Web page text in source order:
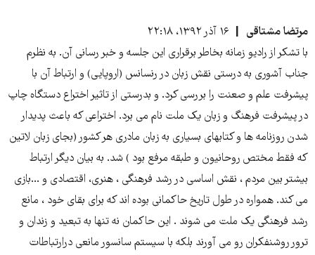
مرتضا مشتاقی
۱۶ آذر ۱۳۹۲، ۲۲:۱۸
با تشکر از رادیو زمانه بخاطر برقراری این جلسه و خبر رسانی آن. به نظرم
جناب آشوری به درستی نقش زبان در رنسانس (اروپایی) و ارتباط آن با
پیشرفت علم و صعنت را بررسی کرد. و بدرستی از تاثیر اختراع دستگاه چاپ
در پیشرفت فرهنگ و زبان یک ملت نام می برد. اختراعی که باعث پدیدار
شدن روزنامه ها و کتابهای بسیاری به زبان مادری هر کشور (بجای زبان لاتین
که فقط مختص روحانیون و طبقه مرفع بود ) شد. به بیان دیگر ارتباط
بیشتر بین مردم ، نقش اساسی در رشد فرهنگی ، هنری، اقتصادی و ...بازی
می کند. همواره در طول تاریخ حاکمانی بوده اند که برای بقای خود ، مانع
رشد فرهنگی یک ملت می شوند . این حاکمان نه تنها به تبعید و زندان و
ترور روشنفکران رو می آورند بلکه با سیستم سانسور مانعی درارتباطات